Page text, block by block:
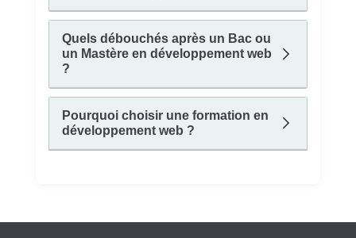
Quels débouchés après un Bac ou
un Mastère en développement web
?
Pourquoi choisir une formation en
développement web ?